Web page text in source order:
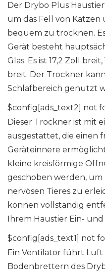
Der Drybo Plus
um das Fell von
bequem zu trocknen.
Gerät besteht
Glas. Es ist 17,2 Zoll
breit. Der Trockner
Schlafbereich genutzt
$config[ads_text2] not
Dieser Trockner ist mit
ausgestattet, die einen
Geräteinnere
kleine kreisförmige
geschoben werden, um
nervösen Tieres zu
können vollständig
Ihrem Haustier Ein-
$config[ads_text1] not
Ein Ventilator führt
Bodenbrettern des